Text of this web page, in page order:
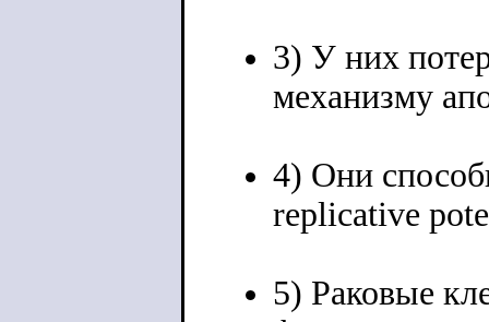
3) У них
механизму
4) Они
replicative
5) Раковые